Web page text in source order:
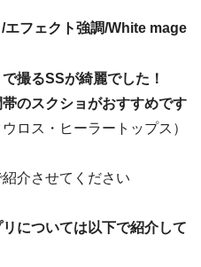
エフェクト強調/White mage
撮るSSが綺麗でした！
のスクショがおすすめです
ロス・ヒーラートップス）
介させてください
については以下で紹介して